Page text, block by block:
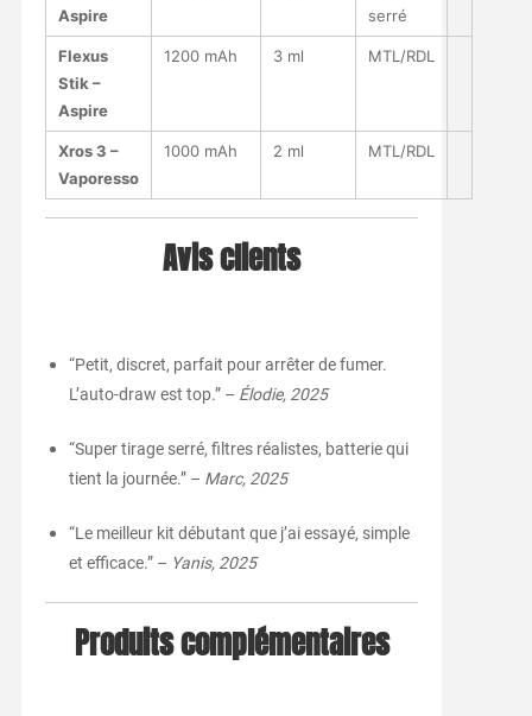
Aspire
serré
Flexus
Stik –
Aspire
1200 mAh 3 ml MTL/RDL
Xros 3 –
Vaporesso
1000 mAh 2 ml MTL/RDL
Avis clients
“Petit, discret, parfait pour arrêter de fumer.
L’auto-draw est top.” – Élodie, 2025
“Super tirage serré, filtres réalistes, batterie qui
tient la journée.” – Marc, 2025
“Le meilleur kit débutant que j’ai essayé, simple
et efficace.” – Yanis, 2025
Produits complémentaires